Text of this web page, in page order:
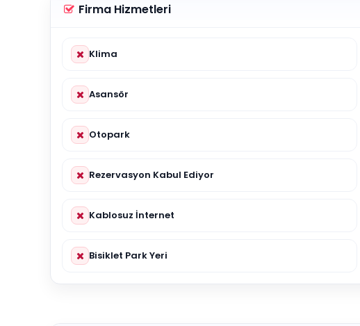
Firma Hizmetleri
Klima
Asansör
Otopark
Rezervasyon Kabul Ediyor
Kablosuz İnternet
Bisiklet Park Yeri